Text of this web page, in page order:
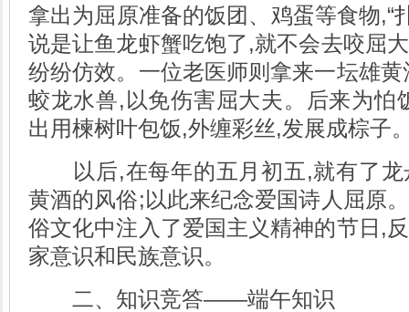
拿出为屈原准备的饭团、鸡蛋等食物,“
说是让鱼龙虾蟹吃饱了,就不会去咬屈
纷纷仿效。一位老医师则拿来一坛雄
蛟龙水兽,以免伤害屈大夫。后来为怕
出用楝树叶包饭,外缠彩丝,发展成棕子
以后,在每年的五月初五,就有了龙
黄酒的风俗;以此来纪念爱国诗人屈原
俗文化中注入了爱国主义精神的节日,
家意识和民族意识。
二、知识竞答——端午知识